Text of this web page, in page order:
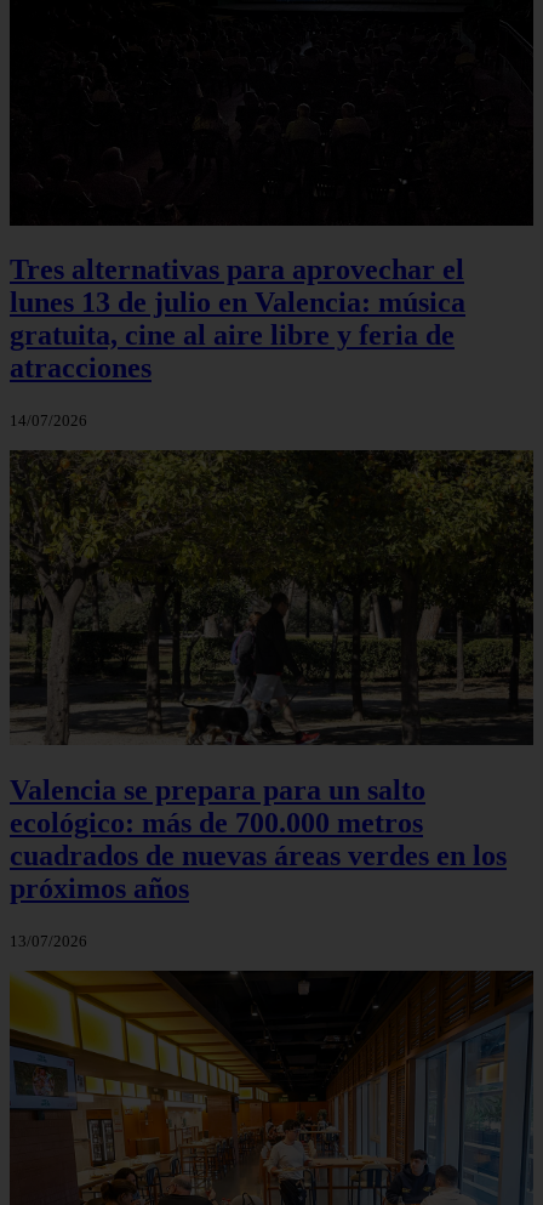
Tres alternativas para aprovechar el
lunes 13 de julio en Valencia: música
gratuita, cine al aire libre y feria de
atracciones
14/07/2026
Valencia se prepara para un salto
ecológico: más de 700.000 metros
cuadrados de nuevas áreas verdes en los
próximos años
13/07/2026